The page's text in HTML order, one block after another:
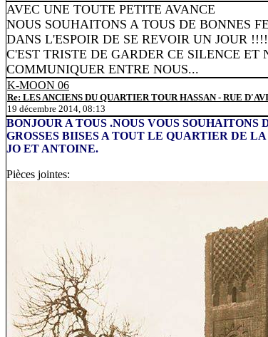
AVEC UNE TOUTE PETITE AVANCE
NOUS SOUHAITONS A TOUS DE BONNES
DANS L'ESPOIR DE SE REVOIR UN JOUR
C'EST TRISTE DE GARDER CE SILENCE ET
COMMUNIQUER ENTRE NOUS...
K-MOON 06
Re: LES ANCIENS DU QUARTIER TOUR HASSAN - RUE
19 décembre 2014, 08:13
BONJOUR A TOUS .NOUS VOUS
GROSSES BIISES A TOUT LE QUARTIER DE
JO ET ANTOINE.
Pièces jointes: